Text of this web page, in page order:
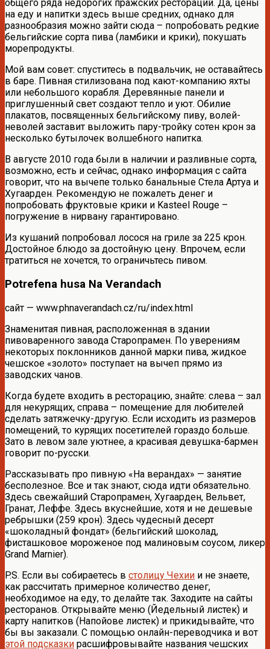
общего ряда недорогих пражских рестораций. Да, цены
на еду и напитки здесь выше средних, однако для
разнообразия можно зайти сюда – попробовать редкие
бельгийские сорта пива (ламбики и крики), покушать
морепродукты.
Мой вам совет: спуститесь в подвальчик, не оставайтесь
в баре. Пивная стилизована под кают-компанию яхты
или небольшого корабля. Деревянные панели и
приглушенный свет создают тепло и уют. Обилие
плакатов, посвященных бельгийскому пиву, волей-
неволей заставит выложить пару-тройку сотен крон за
несколько бутылочек волшебного напитка.
В августе 2010 года были в наличии и разливные сорта,
возможно, есть и сейчас, однако информация с сайта
говорит, что на вычепе только банальные Стела Артуа и
Хугаарден. Рекомендую не пожалеть денег и
попробовать фруктовые крики и Kasteel Rouge –
погружение в нирвану гарантировано.
Из кушаний попробовал лосося на гриле за 225 крон.
Достойное блюдо за достойную цену. Впрочем, если
тратиться не хочется, то ограничьтесь пивом.
Potrefena husa Na Verandach
сайт — www.phnaverandach.cz/ru/index.html
Знаменитая пивная, расположенная в здании
пивоваренного завода Старопрамен. По уверениям
некоторых поклонников данной марки пива, жидкое
чешское «золото» поступает на вычеп прямо из
заводских чанов.
Когда будете входить в ресторацию, знайте: слева – зал
для некурящих, справа – помещение для любителей
сделать затяжечку-другую. Если исходить из размеров
помещений, то курящих посетителей гораздо больше.
Зато в левом зале уютнее, а красивая девушка-бармен
говорит по-русски.
Рассказывать про пивную «На верандах» — занятие
бесполезное. Все и так знают, сюда идти обязательно.
Здесь свежайший Старопрамен, Хугаарден, Вельвет,
Гранат, Леффе. Здесь вкуснейшие, хотя и не дешевые
ребрышки (259 крон). Здесь чудесный десерт
«шоколадный фондат» (бельгийский шоколад,
фисташковое мороженое под малиновым соусом, ликер
Grand Marnier).
P.S. Если вы собираетесь в столицу Чехии и не знаете,
как рассчитать примерное количество денег,
необходимое на еду, то делайте так. Заходите на сайты
ресторанов. Открывайте меню (Йедельный листек) и
карту напитков (Напойове листек) и прикидывайте, что
бы вы заказали. С помощью онлайн-переводчика и вот
этой подсказки расшифровывайте названия чешских